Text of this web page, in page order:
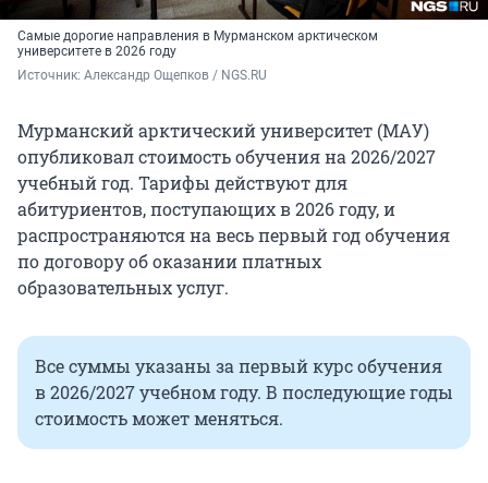
Самые дорогие направления в Мурманском арктическом
университете в 2026 году
Источник: Александр Ощепков / NGS.RU
Мурманский арктический университет (МАУ)
опубликовал стоимость обучения на 2026/2027
учебный год. Тарифы действуют для
абитуриентов, поступающих в 2026 году, и
распространяются на весь первый год обучения
по договору об оказании платных
образовательных услуг.
Все суммы указаны за первый курс обучения
в 2026/2027 учебном году. В последующие годы
стоимость может меняться.